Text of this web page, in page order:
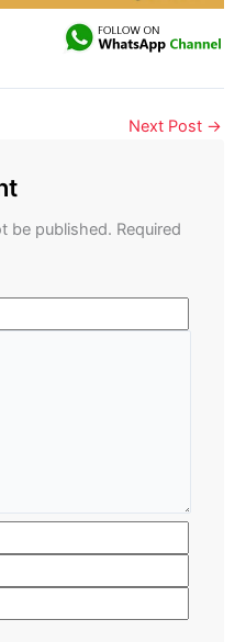
Next Post →
be published. Required